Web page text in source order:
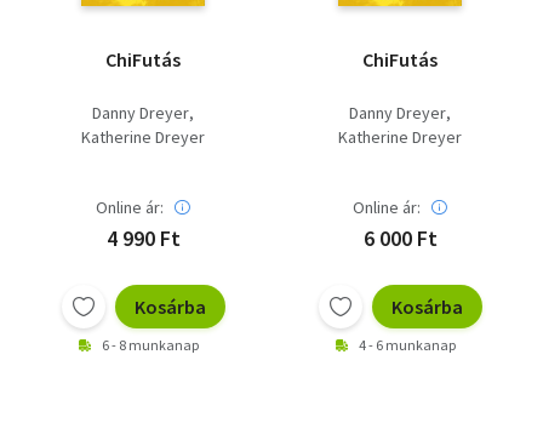
Társadalomtudomány
ChiFutás
Danny Dreyer
Katherine Dreyer
Online ár:
4 990 Ft
Kosárba
6 - 8 munkanap
ChiFutás
Danny Dreyer
Katherine Dreyer
Online ár:
6 000 Ft
Kosárba
4 - 6 munkanap